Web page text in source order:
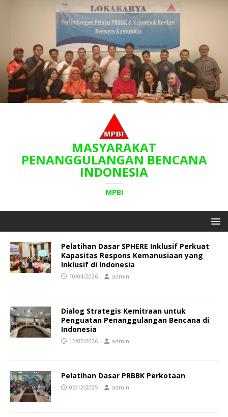
MASYARAKAT
PENANGGULANGAN BENCANA
INDONESIA
MPBI
Pelatihan Dasar SPHERE Inklusif Perkuat
Kapasitas Respons Kemanusiaan yang
Inklusif di Indonesia
10/04/2026 admin
Dialog Strategis Kemitraan untuk
Penguatan Penanggulangan Bencana di
Indonesia
12/02/2026 admin
Pelatihan Dasar PRBBK Perkotaan
05/12/2025 admin